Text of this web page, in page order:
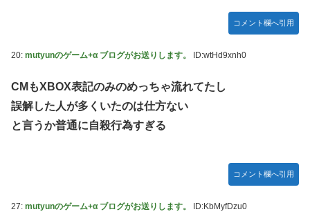
コメント欄へ引用
20: mutyunのゲーム+α ブログがお送りします。 ID:wtHd9xnh0
CMもXBOX表記のみのめっちゃ流れてたし
誤解した人が多くいたのは仕方ない
と言うか普通に自殺行為すぎる
コメント欄へ引用
27: mutyunのゲーム+α ブログがお送りします。 ID:KbMyfDzu0